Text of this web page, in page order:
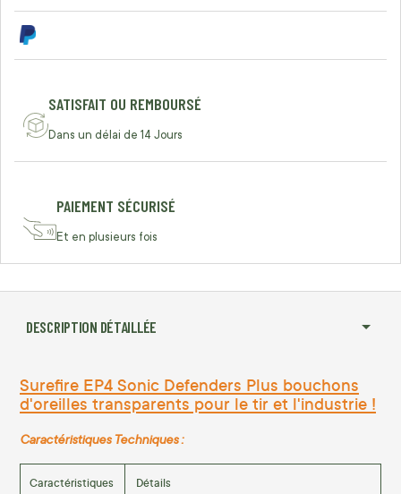
SATISFAIT OU REMBOURSÉ
Dans un délai de 14 Jours
PAIEMENT SÉCURISÉ
Et en plusieurs fois
DESCRIPTION DÉTAILLÉE
Surefire EP4 Sonic Defenders Plus bouchons
d'oreilles transparents pour le tir et l'industrie !
Caractéristiques Techniques :
Caractéristiques Détails